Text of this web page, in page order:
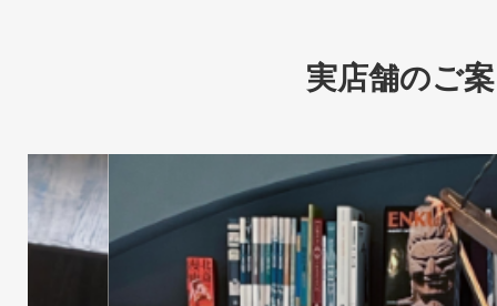
実店舗のご